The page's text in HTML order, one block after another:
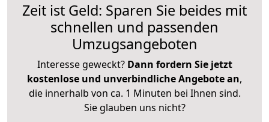
Zeit ist Geld: Sparen Sie beides mit
schnellen und passenden
Umzugsangeboten
Interesse geweckt? Dann fordern Sie jetzt
kostenlose und unverbindliche Angebote an,
die innerhalb von ca. 1 Minuten bei Ihnen sind.
Sie glauben uns nicht?